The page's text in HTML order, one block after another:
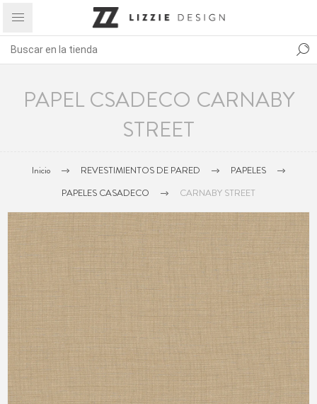
PAPEL CSADECO CARNABY
STREET
Inicio REVESTIMIENTOS DE PARED
PAPELES
PAPELES CASADECO
CARNABY STREET